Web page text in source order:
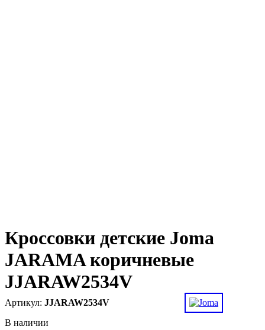
Кроссовки детские Joma
JARAMA коричневые
JJARAW2534V
JJARAW2534V
В наличии